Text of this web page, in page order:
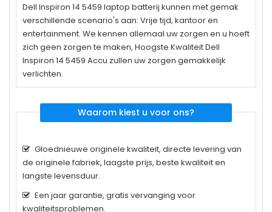
Dell Inspiron 14 5459 laptop batterij kunnen met gemak
verschillende scenario's aan: Vrije tijd, kantoor en
entertainment. We kennen allemaal uw zorgen en u hoeft
zich geen zorgen te maken, Hoogste Kwaliteit Dell
Inspiron 14 5459 Accu zullen uw zorgen gemakkelijk
verlichten.
Waarom kiest u voor ons?
Gloednieuwe originele kwaliteit, directe levering van
de originele fabriek, laagste prijs, beste kwaliteit en
langste levensduur.
Een jaar garantie, gratis vervanging voor
kwaliteitsproblemen.